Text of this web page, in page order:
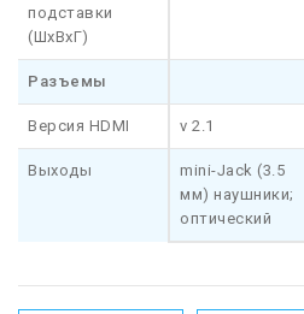
подставки
(ШхВхГ)
Разъемы
Версия HDMI v 2.1
Выходы
mini-Jack (3.5
мм) наушники;
оптический